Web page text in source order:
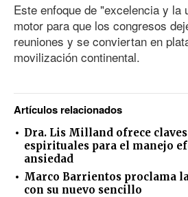
Este enfoque de "excelencia y la
motor para que los congresos
reuniones y se conviertan en
movilización continental.
Artículos relacionados
Dra. Lis Milland ofrece
espirituales para el manejo
ansiedad
Marco Barrientos proclama
con su nuevo sencillo